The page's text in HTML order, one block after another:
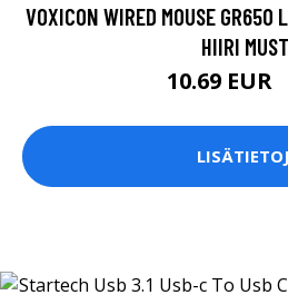
VOXICON WIRED MOUSE
HIIRI
10.69 EUR